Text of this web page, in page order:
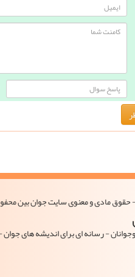
- رسانه ای برای اندیشه های